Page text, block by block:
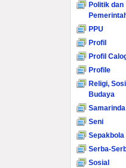
Politik dan
PPU
Profil
Profil
Profile
Religi,
Budaya
Samarinda
Seni
Sepakbola
Serba-
Sosial